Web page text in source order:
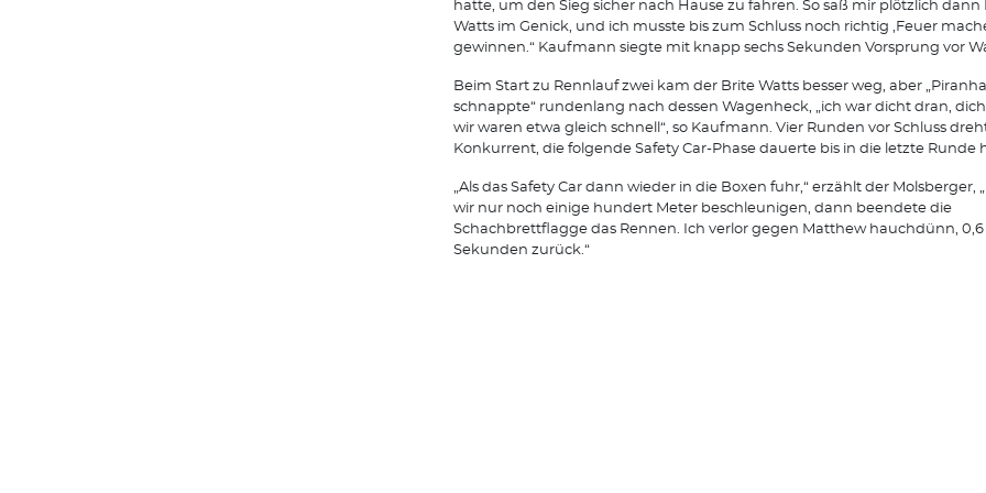
hatte, um den Sieg sicher nach Hause zu fahren. So saß mir plötzlich
Watts im Genick, und ich musste bis zum Schluss noch richtig ,Feuer
gewinnen.“ Kaufmann siegte mit knapp sechs Sekunden Vorsprung vor
Beim Start zu Rennlauf zwei kam der Brite Watts besser weg, aber „Piranha
schnappte“ rundenlang nach dessen Wagenheck, „ich war dicht dran,
wir waren etwa gleich schnell“, so Kaufmann. Vier Runden vor Schluss
Konkurrent, die folgende Safety Car-Phase dauerte bis in die letzte Runde
„Als das Safety Car dann wieder in die Boxen fuhr,“ erzählt der Molsberger,
wir nur noch einige hundert Meter beschleunigen, dann beendete die
Schachbrettflagge das Rennen. Ich verlor gegen Matthew hauchdünn, 0,6
Sekunden zurück.“